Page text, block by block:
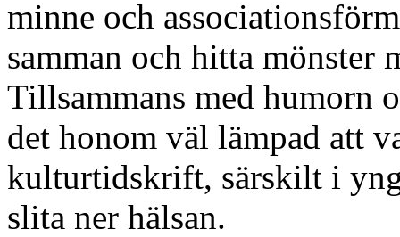
minne och
samman och hitta mönster
Tillsammans med humorn
det honom väl lämpad att
kulturtidskrift, särskilt i
slita ner hälsan.